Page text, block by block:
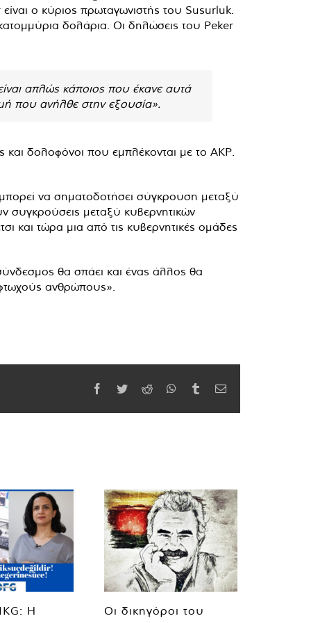
ο κύριος πρωταγωνιστής του Susurluk.
δολάρια. Οι δηλώσεις του Peker
απλώς κάποιος που έκανε αυτά
που ανήλθε στην εξουσία».
δολοφόνοι που εμπλέκονται με το AKP.
να σηματοδοτήσει σύγκρουση μεταξύ
συγκρούσεις μεταξύ κυβερνητικών
και τώρα μια από τις κυβερνητικές ομάδες
θα σπάει και ένας άλλος θα
ανθρώπους».
Facebook
TwitterReddit WhatsApp
TumblrEmail
Η
Οι δικηγόροι του